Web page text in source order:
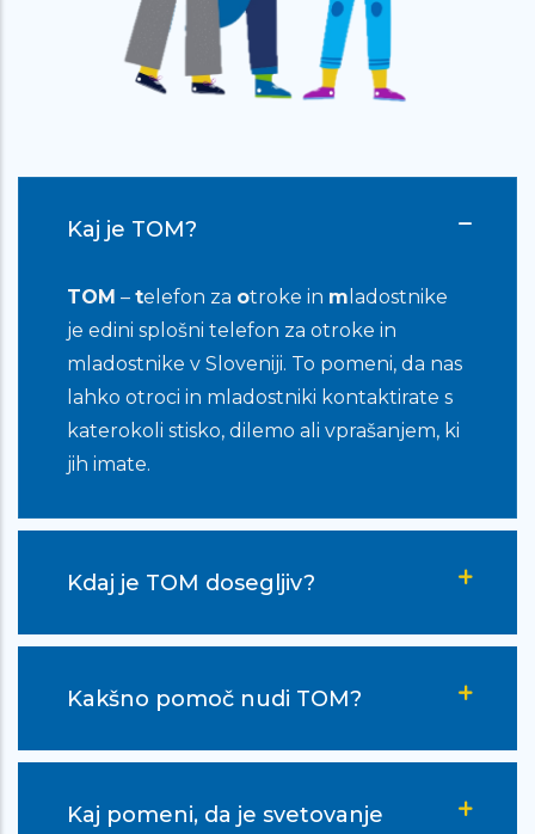
me ne jemljejo resno, kot me ne
mama. Upam, da kar sem napisal, ni
prevelika zmešnjava. Vem, da niste
pišem (kot sem že prej napisal),
pomaga.
Zelo veliko mi pomeni, da se nekdo
pogovarja z mano na takšen način kot
se vi, da verjamete da mi lahko uspe
zahvalila za pogovor in podporo, to
Ful je boljši občutek k nekomu poveš
vse kar ti leži na srcu, kakor da bi
dvigoval uteži in jih pol ves olajšan
vzela ta čas, ki bi ga lahko velik boljše
preživela, zame, da si me poslušala,
ker mi to res velik pomen. Ful mi je
Kaj je TOM?
TOM – telefon za otroke in m ladostnike
je edini splošni telefon za otroke in
mladostnike v Sloveniji. To pomeni, da nas
lahko otroci in mladostniki kontaktirate s
katerokoli stisko, dilemo ali vprašanjem, ki
jih imate.
Kdaj je TOM dosegljiv?
Kakšno pomoč nudi TOM?
Kaj pomeni, da je svetovanje